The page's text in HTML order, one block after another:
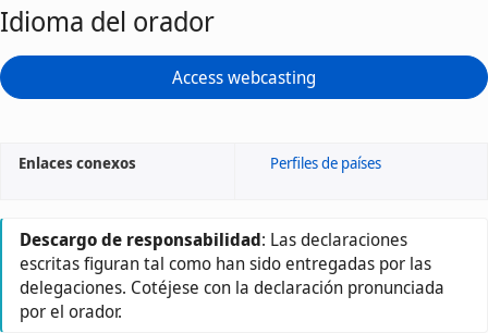
Idioma del orador
Access webcasting
Enlaces conexos Perfiles de países
Descargo de responsabilidad: Las declaraciones
escritas figuran tal como han sido entregadas por las
delegaciones. Cotéjese con la declaración pronunciada
por el orador.